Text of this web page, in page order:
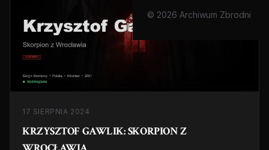
© 2026 Archiwum Zbrodni
17 SIERPNIA 2024
KRZYSZTOF GAWLIK: SKORPION Z